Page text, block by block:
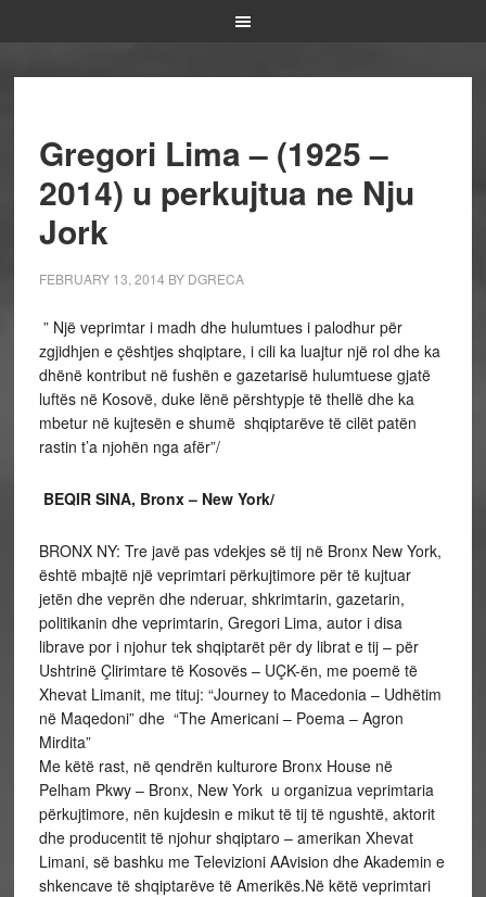
Gregori Lima – (1925 –
2014) u perkujtua ne Nju
Jork
FEBRUARY 13, 2014 BY DGRECA
” Një veprimtar i madh dhe hulumtues i palodhur për
zgjidhjen e çështjes shqiptare, i cili ka luajtur një rol dhe ka
dhënë kontribut në fushën e gazetarisë hulumtuese gjatë
luftës në Kosovë, duke lënë përshtypje të thellë dhe ka
mbetur në kujtesën e shumë shqiptarëve të cilët patën
rastin t’a njohën nga afër”/
BEQIR SINA, Bronx – New York/
BRONX NY: Tre javë pas vdekjes së tij në Bronx New York,
është mbajtë një veprimtari përkujtimore për të kujtuar
jetën dhe veprën dhe nderuar, shkrimtarin, gazetarin,
politikanin dhe veprimtarin, Gregori Lima, autor i disa
librave por i njohur tek shqiptarët për dy librat e tij – për
Ushtrinë Çlirimtare të Kosovës – UÇK-ën, me poemë të
Xhevat Limanit, me tituj: “Journey to Macedonia – Udhëtim
në Maqedoni” dhe “The Americani – Poema – Agron
Mirdita”
Me këtë rast, në qendrën kulturore Bronx House në
Pelham Pkwy – Bronx, New York u organizua veprimtaria
përkujtimore, nën kujdesin e mikut të tij të ngushtë, aktorit
dhe producentit të njohur shqiptaro – amerikan Xhevat
Limani, së bashku me Televizioni AAvision dhe Akademin e
shkencave të shqiptarëve të Amerikës.Në këtë veprimtari